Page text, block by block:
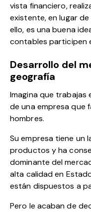
vista financiero,
existente, en lugar
ello, es una buena
contables participen
Desarrollo del
geografía
Imagina que
de una empresa que
hombres.
Su empresa tiene un
productos y ha
dominante del
alta calidad en
están dispuestos a
Pero le acaban de